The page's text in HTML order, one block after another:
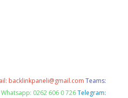
backlinkpaneli@gmail.com Teams:
Whatsapp: 0262 606 0 726 Telegram: